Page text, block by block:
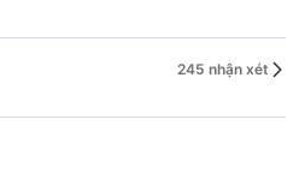
245 nhận xét